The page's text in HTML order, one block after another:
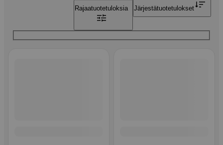
Rajaatuotetuloksia Järjestätuotetulokset